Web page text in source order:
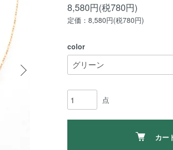
8,580円(税780円)
定価：8,580円(税780円)
color
点
カー